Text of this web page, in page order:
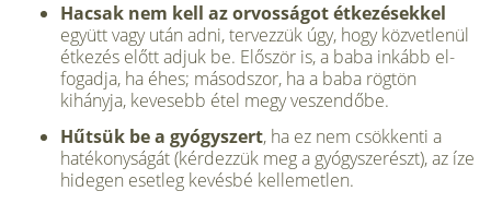
Hacsak nem kell az orvosságot étke­zésekkel
együtt vagy után adni, tervez­zük úgy, hogy közvetlenül
étkezés előtt adjuk be. Először is, a baba inkább el­
fogadja, ha éhes; másodszor, ha a baba rögtön
kihányja, kevesebb étel megy ve­szendőbe.
Hűtsük be a gyógyszert, ha ez nem csökkenti a
hatékonyságát (kérdezzük meg a gyógyszerészt), az íze
hidegen esetleg kevésbé kellemetlen.